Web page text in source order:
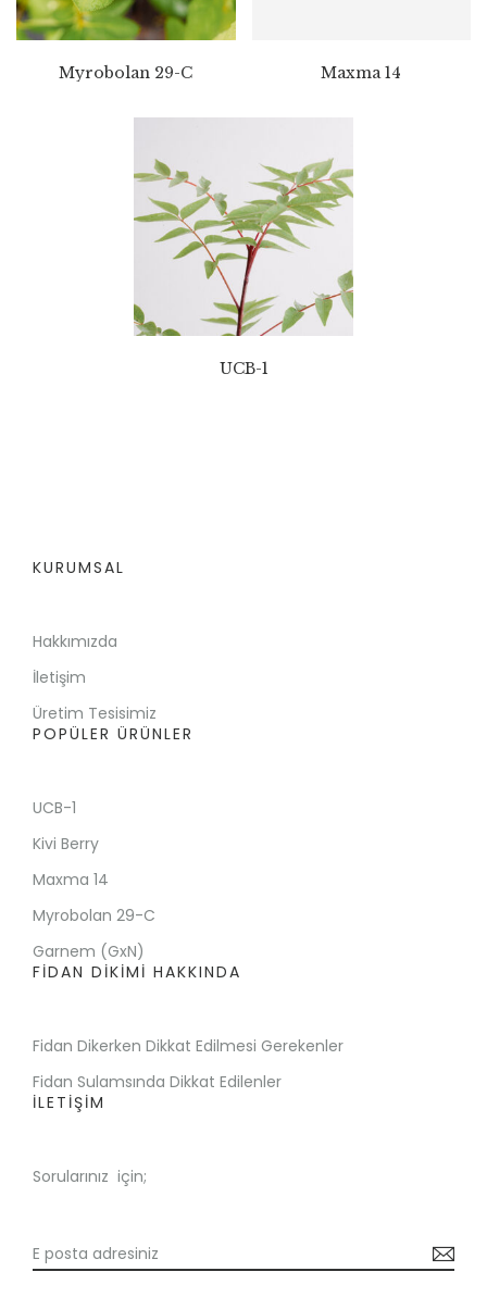
Myrobolan 29-C Maxma 14
UCB-1
KURUMSAL
Hakkımızda
İletişim
Üretim Tesisimiz
POPÜLER ÜRÜNLER
UCB-1
Kivi Berry
Maxma 14
Myrobolan 29-C
Garnem (GxN)
FİDAN DİKİMİ HAKKINDA
Fidan Dikerken Dikkat Edilmesi Gerekenler
Fidan Sulamsında Dikkat Edilenler
İLETİŞİM
Sorularınız için;